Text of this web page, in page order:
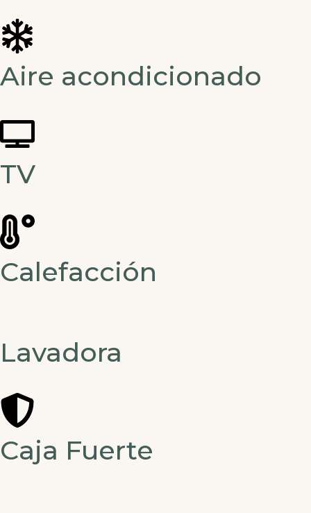
Aire acondicionado
TV
Calefacción
Lavadora
Caja Fuerte